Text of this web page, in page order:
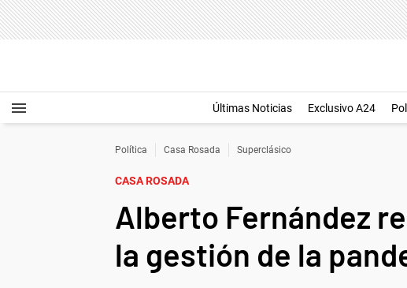
Últimas Noticias Exclusivo A24
Política Casa Rosada Superclásico
CASA ROSADA
Alberto Fernández
la gestión de la